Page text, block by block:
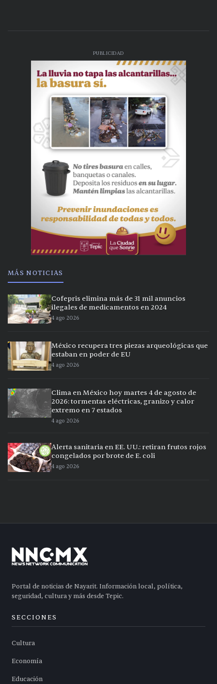
PUBLICIDAD
MÁS NOTICIAS
Cofepris elimina más de 31 mil anuncios
ilegales de medicamentos en 2024
4 ago 2026
México recupera tres piezas arqueológicas que
estaban en poder de EU
4 ago 2026
Clima en México hoy martes 4 de agosto de
2026: tormentas eléctricas, granizo y calor
extremo en 7 estados
4 ago 2026
Alerta sanitaria en EE. UU.: retiran frutos rojos
congelados por brote de E. coli
4 ago 2026
Portal de noticias de Nayarit. Información local, política,
seguridad, cultura y más desde Tepic.
SECCIONES
Cultura
Economía
Educación